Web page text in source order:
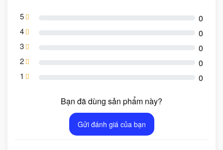
5 0
4 0
3 0
2 0
1 0
Bạn đã dùng sản phẩm này?
Gửi đánh giá của bạn